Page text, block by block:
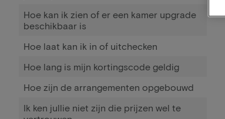
Hoe kan ik zien of er een kamer upgrade
beschikbaar is
Hoe laat kan ik in of uitchecken
Hoe lang is mijn kortingscode geldig
Hoe zijn de arrangementen opgebouwd
Ik ken jullie niet zijn die prijzen wel te